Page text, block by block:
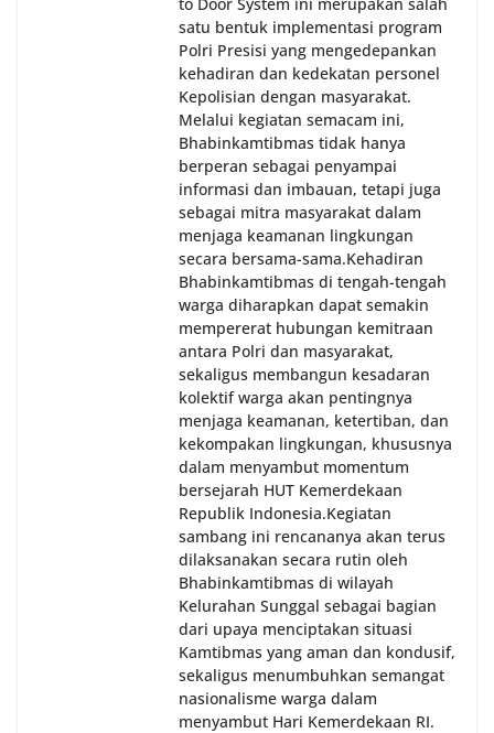
satu bentuk implementasi program
Polri Presisi yang mengedepankan
kehadiran dan kedekatan personel
Kepolisian dengan masyarakat.
Melalui kegiatan semacam ini,
Bhabinkamtibmas tidak hanya
berperan sebagai penyampai
informasi dan imbauan, tetapi juga
sebagai mitra masyarakat dalam
menjaga keamanan lingkungan
secara bersama-sama.‎‎Kehadiran
Bhabinkamtibmas di tengah-tengah
warga diharapkan dapat semakin
mempererat hubungan kemitraan
antara Polri dan masyarakat,
sekaligus membangun kesadaran
kolektif warga akan pentingnya
menjaga keamanan, ketertiban, dan
kekompakan lingkungan, khususnya
dalam menyambut momentum
bersejarah HUT Kemerdekaan
Republik Indonesia.‎Kegiatan
sambang ini rencananya akan terus
dilaksanakan secara rutin oleh
Bhabinkamtibmas di wilayah
Kelurahan Sunggal sebagai bagian
dari upaya menciptakan situasi
Kamtibmas yang aman dan kondusif,
sekaligus menumbuhkan semangat
nasionalisme warga dalam
menyambut Hari Kemerdekaan RI.